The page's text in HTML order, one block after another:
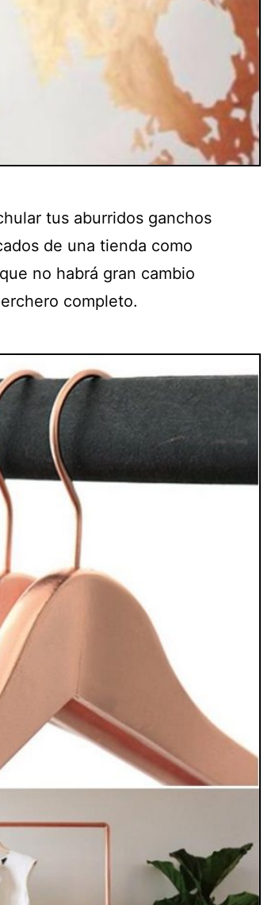
tus aburridos ganchos
de una tienda como
no habrá gran cambio
completo.